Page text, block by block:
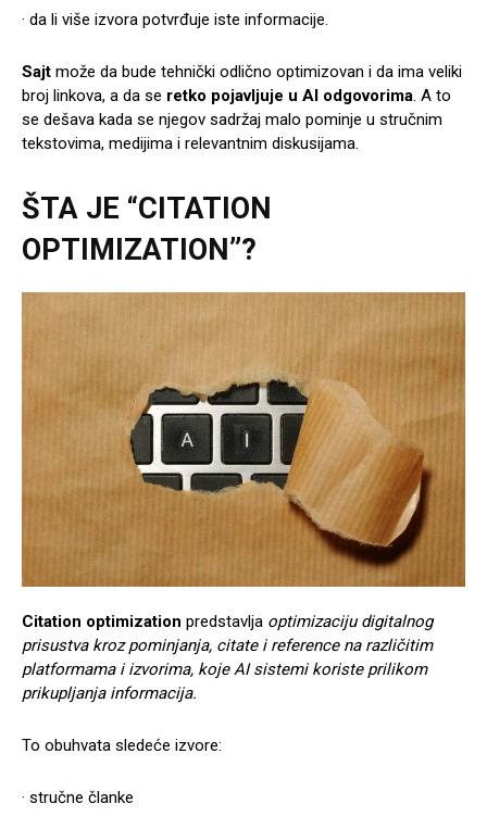
· da li više izvora potvrđuje iste informacije.
Sajt može da bude tehnički odlično optimizovan i da ima veliki
broj linkova, a da se retko pojavljuje u AI odgovorima. A to
se dešava kada se njegov sadržaj malo pominje u stručnim
tekstovima, medijima i relevantnim diskusijama.
ŠTA JE “CITATION
OPTIMIZATION”?
Citation optimization predstavlja optimizaciju digitalnog
prisustva kroz pominjanja, citate i reference na različitim
platformama i izvorima, koje AI sistemi koriste prilikom
prikupljanja informacija.
To obuhvata sledeće izvore:
· stručne članke